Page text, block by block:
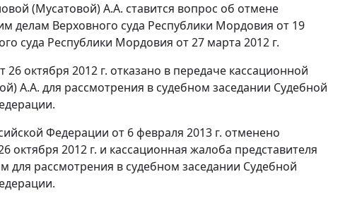
(Мусатовой) А.А. ставится вопрос об отмене
делам Верховного суда Республики Мордовия от 19
суда Республики Мордовия от 27 марта 2012 г.
октября 2012 г. отказано в передаче кассационной
А.А. для рассмотрения в судебном заседании Судебной
Федерации от 6 февраля 2013 г. отменено
2012 г. и кассационная жалоба представителя
для рассмотрения в судебном заседании Судебной